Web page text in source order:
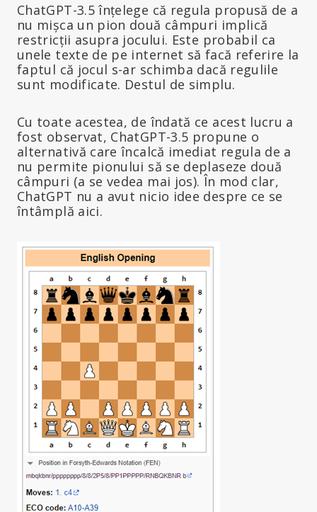
ChatGPT-3.5 înțelege că regula propusă de a
nu mișca un pion două câmpuri implică
restricții asupra jocului. Este probabil ca
unele texte de pe internet să facă referire la
faptul că jocul s-ar schimba dacă regulile
sunt modificate. Destul de simplu.
Cu toate acestea, de îndată ce acest lucru a
fost observat, ChatGPT-3.5 propune o
alternativă care încalcă imediat regula de a
nu permite pionului să se deplaseze două
câmpuri (a se vedea mai jos). În mod clar,
ChatGPT nu a avut nicio idee despre ce se
întâmplă aici.